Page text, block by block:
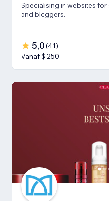
Specialising in websites for
and bloggers.
5,0 (41)
Vanaf $ 250